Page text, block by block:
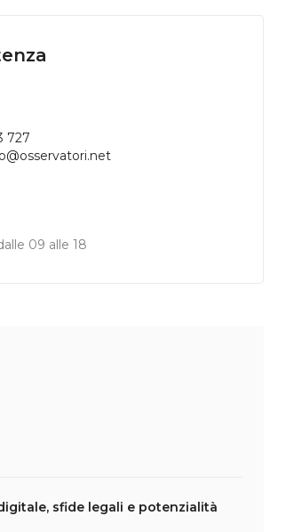
09 alle 18
727
sfide legali e potenzialità